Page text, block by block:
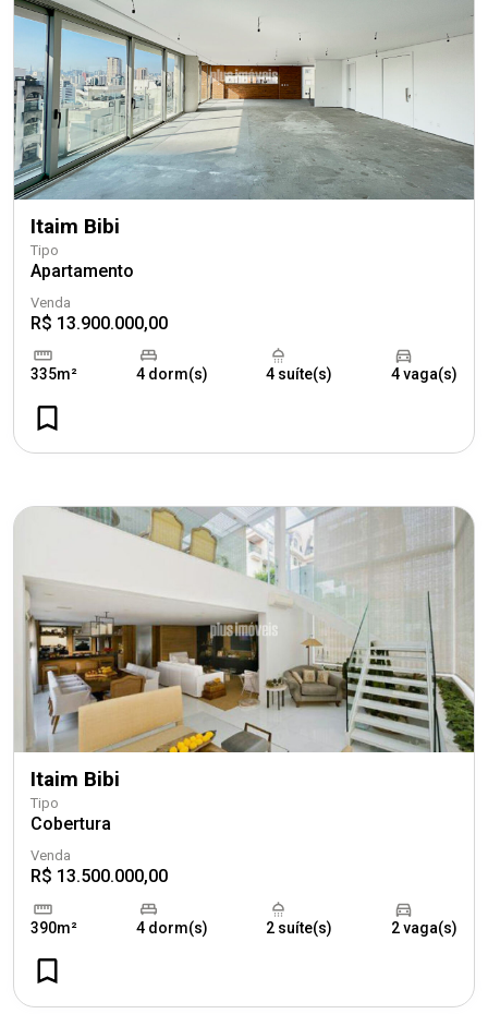
Itaim Bibi
Tipo
Apartamento
Venda
R$ 13.900.000,00
335m² 4 dorm(s) 4 suíte(s) 4 vaga(s)
Itaim Bibi
Tipo
Cobertura
Venda
R$ 13.500.000,00
390m² 4 dorm(s) 2 suíte(s) 2 vaga(s)